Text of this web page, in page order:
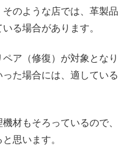
のような店では、革製品
る場合があります。
ア（修復）が対象となり
た場合には、適している
材もそろっているので、
思います。